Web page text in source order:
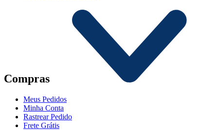
Compras
Meus Pedidos
Minha Conta
Rastrear Pedido
Frete Grátis